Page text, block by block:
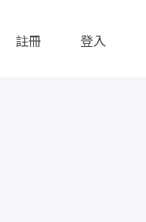
註冊 登入